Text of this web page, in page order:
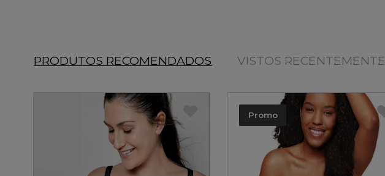
PRODUTOS RECOMENDADOS VISTOS RECENTEMENTE
Promo